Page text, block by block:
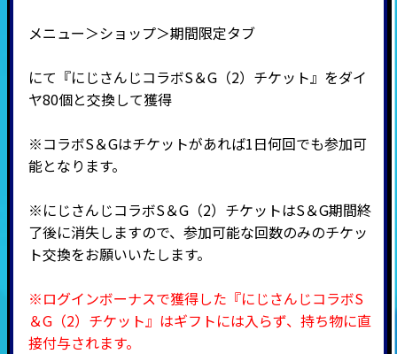
メニュー＞ショップ＞期間限定タブ
にて『にじさんじコラボS＆G（2）チケット』をダイ
ヤ80個と交換して獲得
※コラボS＆Gはチケットがあれば1日何回でも参加可
能となります。
※にじさんじコラボS＆G（2）チケットはS＆G期間終
了後に消失しますので、参加可能な回数のみのチケッ
ト交換をお願いいたします。
※ログインボーナスで獲得した『にじさんじコラボS
＆G（2）チケット』はギフトには入らず、持ち物に直
接付与されます。